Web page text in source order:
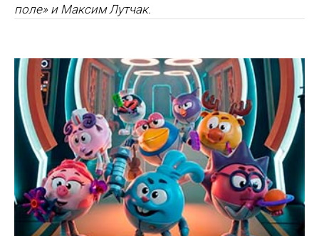
поле» и Максим Лутчак.